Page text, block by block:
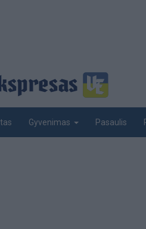
Gyvenimas Pasaulis